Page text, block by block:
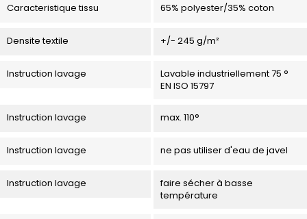
Caracteristique tissu 65% polyester/35% coton
Densite textile +/- 245 g/m²
Instruction lavage
Lavable industriellement 75 °
EN ISO 15797
Instruction lavage max. 110°
Instruction lavage ne pas utiliser d'eau de javel
Instruction lavage
faire sécher à basse
température